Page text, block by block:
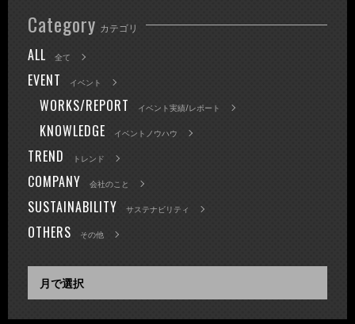
Category カテゴリ
ALL 全て
EVENT イベント
WORKS/REPORT イベント実績/レポート
KNOWLEDGE イベントノウハウ
TREND トレンド
COMPANY 会社のこと
SUSTAINABILITY サステナビリティ
OTHERS その他